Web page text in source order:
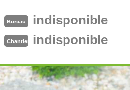
Bureau indisponible
Chantier indisponible